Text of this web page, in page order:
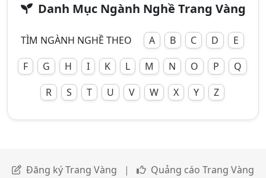
Danh Mục Ngành Nghề Trang Vàng
TÌM NGÀNH NGHỀ THEO A B C D
E
F
G H I K L M N O P
Q
R
S T U V W X Y Z
Đăng ký Trang Vàng | Quảng cáo Trang Vàng